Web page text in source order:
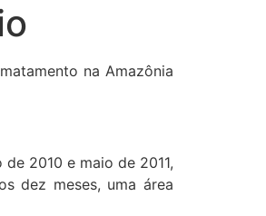
na Amazônia
2010 e maio de 2011,
dez meses, uma área